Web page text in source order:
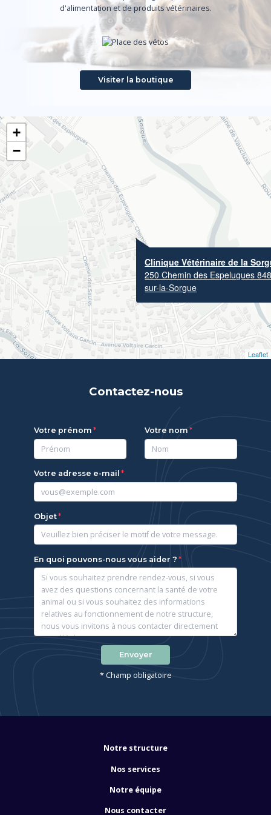
d'alimentation et de produits vétérinaires.
Visiter la boutique
Clinique Vétérinaire de la
250 Chemin des Espelugues
sur-la-Sorgue
+
−
Leaflet
Contactez-nous
Votre prénom Votre nom
Votre adresse e-mail
Objet
En quoi pouvons-nous vous aider ?
Envoyer
* Champ obligatoire
Notre structure
Nos services
Notre équipe
Nous contacter